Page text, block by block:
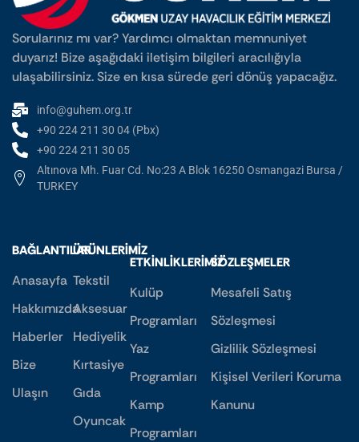
Sorularınız mı var? Yardımcı olmaktan memnuniyet
duyarız! Bize aşağıdaki iletişim bilgileri aracılığıyla
ulaşabilirsiniz. Size en kısa sürede geri dönüş yapacağız.
info@guhem.org.tr
+90 224 211 30 04 (Pbx)
+90 224 211 30 05
Altınova Mh. Fuar Cd. No:23 A Blok 16250 Osmangazi Bursa /
TURKEY
BAĞLANTILAR
Anasayfa
Hakkımızda
Haberler
Bize
Ulaşın
ÜRÜNLERIMIZ
Tekstil
Aksesuar
Hediyelik
Kırtasiye
Gıda
Oyuncak
ETKINLIKLERIMIZ
Kulüp
Programları
Yaz
Programları
Kamp
Programları
SÖZLEŞMELER
Mesafeli Satış
Sözleşmesi
Gizlilik Sözleşmesi
Kişisel Verileri Koruma
Kanunu